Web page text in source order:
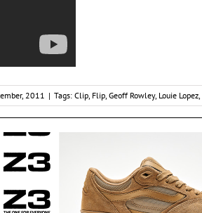
2011 | Tags: Clip Flip Geoff Rowley, Louie Lopez